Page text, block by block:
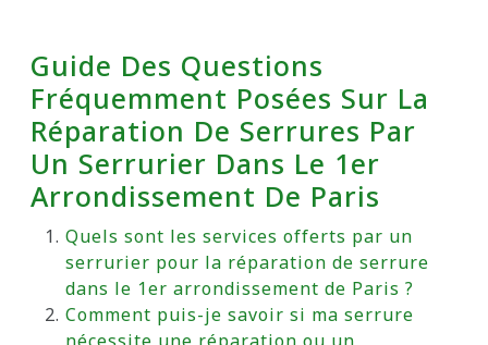
Guide Des Questions
Fréquemment Posées Sur La
Réparation De Serrures Par
Un Serrurier Dans Le 1er
Arrondissement De Paris
Quels sont les services offerts par un
serrurier pour la réparation de serrure
dans le 1er arrondissement de Paris ?
Comment puis-je savoir si ma serrure